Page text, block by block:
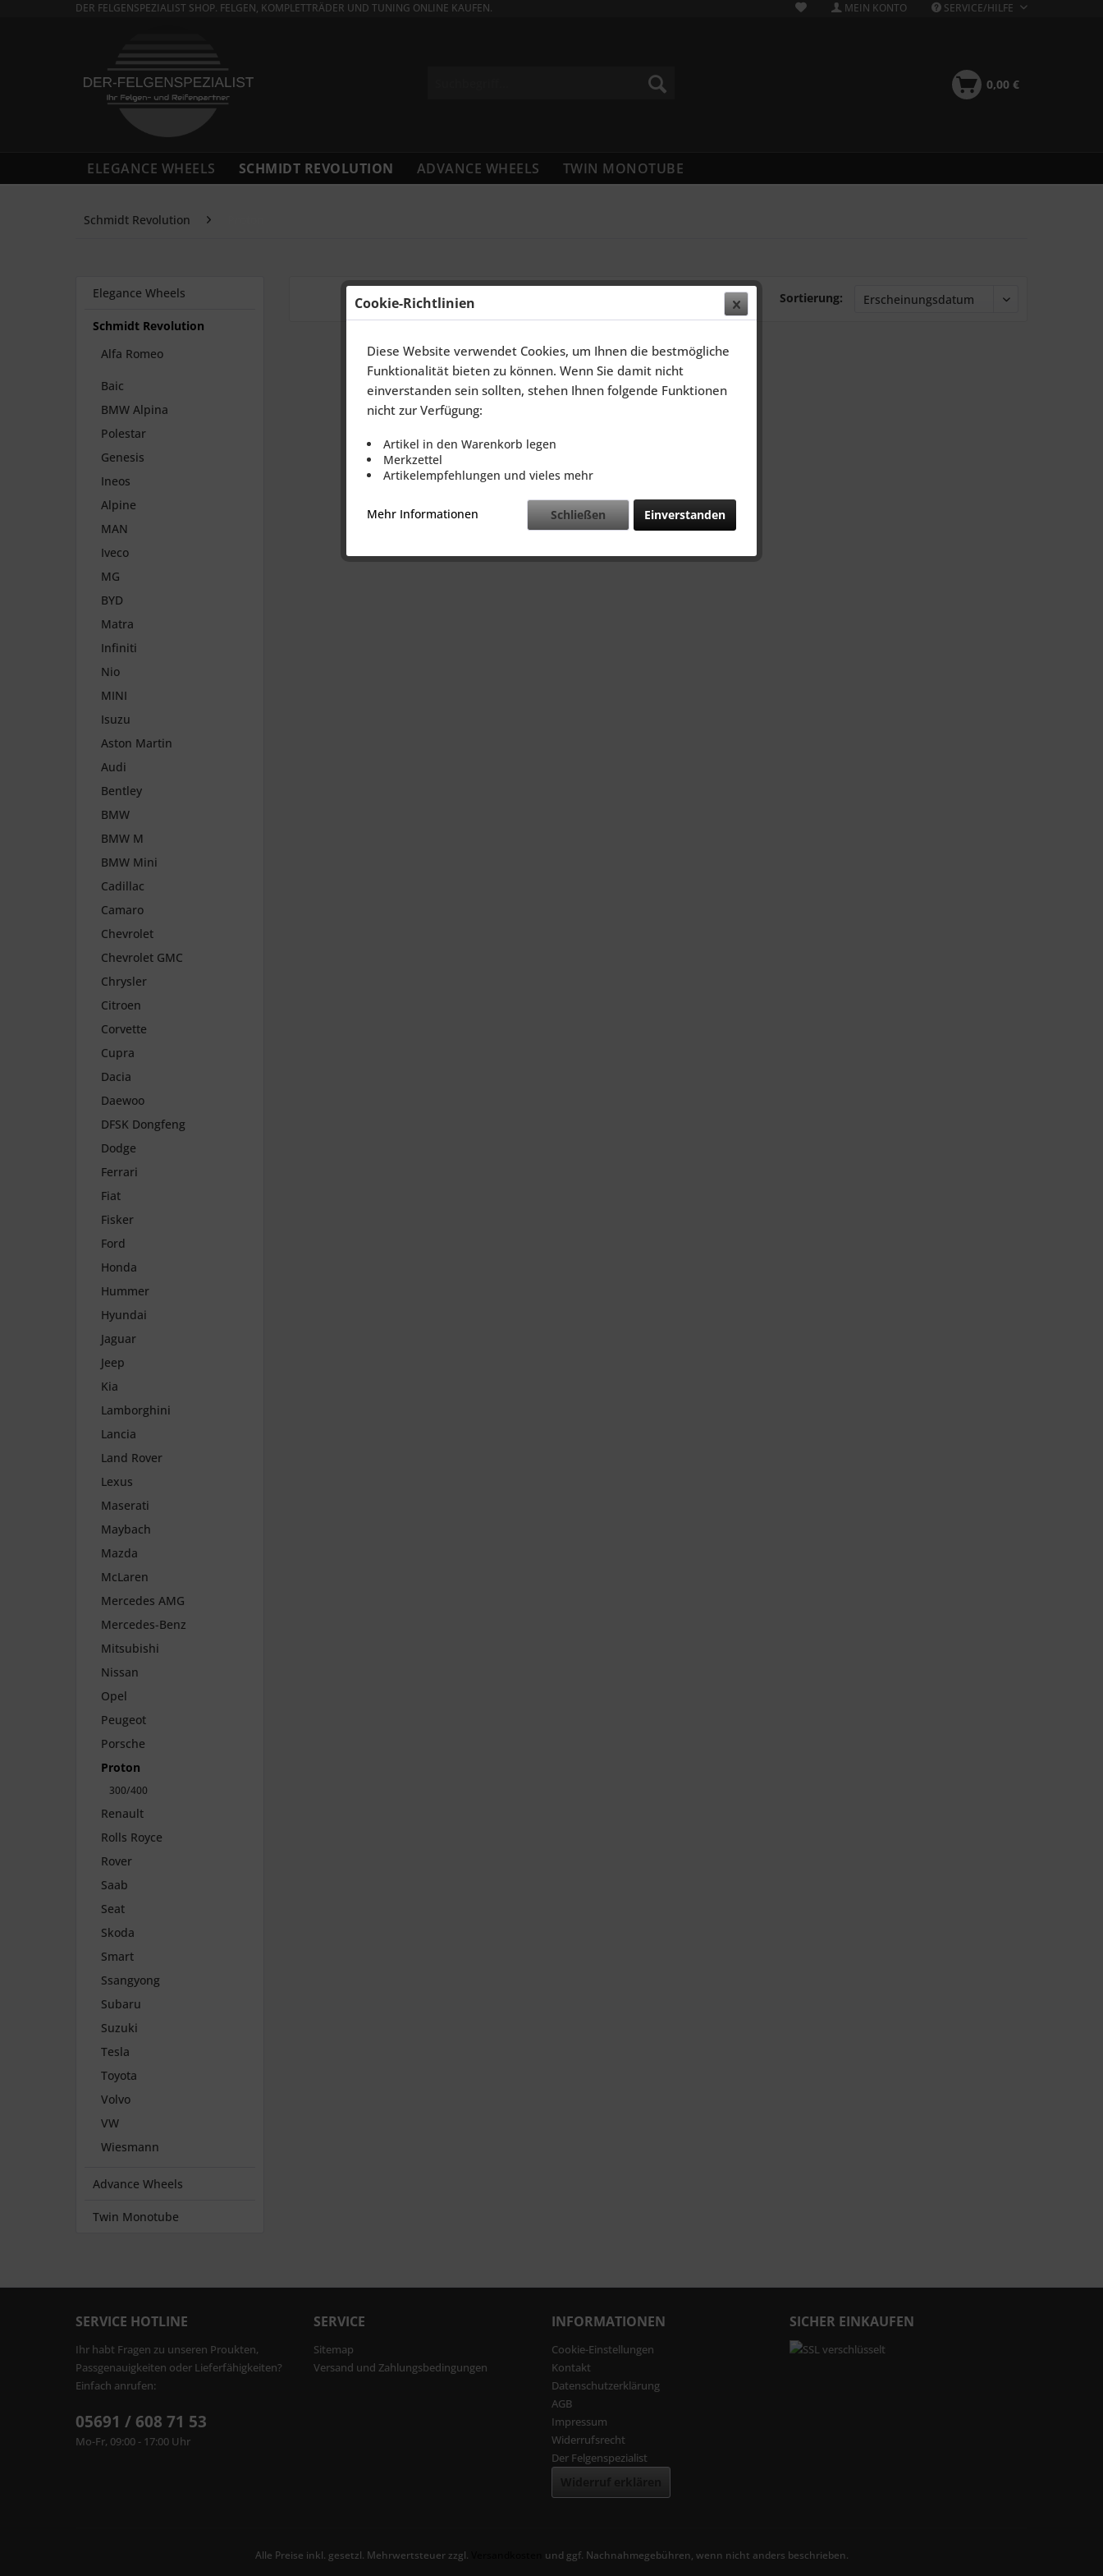
DER FELGENSPEZIALIST SHOP. FELGEN, KOMPLETTRÄDER UND TUNING ONLINE KAUFEN. MEIN KONTO SERVICE/HILFE
0,00 €
ELEGANCE WHEELS SCHMIDT REVOLUTION ADVANCE WHEELS TWIN MONOTUBE
Schmidt Revolution
Elegance Wheels
Schmidt Revolution
Alfa Romeo
Baic
BMW Alpina
Polestar
Genesis
Ineos
Alpine
MAN
Iveco
MG
BYD
Matra
Infiniti
Nio
MINI
Isuzu
Aston Martin
Audi
Bentley
BMW
BMW M
BMW Mini
Cadillac
Camaro
Chevrolet
Chevrolet GMC
Chrysler
Citroen
Corvette
Cupra
Dacia
Daewoo
DFSK Dongfeng
Dodge
Ferrari
Fiat
Fisker
Ford
Honda
Hummer
Hyundai
Jaguar
Jeep
Kia
Lamborghini
Lancia
Land Rover
Lexus
Maserati
Maybach
Mazda
McLaren
Mercedes AMG
Mercedes-Benz
Mitsubishi
Nissan
Opel
Peugeot
Porsche
Proton
300/400
Renault
Rolls Royce
Rover
Saab
Seat
Skoda
Smart
Ssangyong
Subaru
Suzuki
Tesla
Toyota
Volvo
VW
Wiesmann
Advance Wheels
Twin Monotube
Sortierung:
SERVICE HOTLINE
Ihr habt Fragen zu unseren Proukten,
Passgenauigkeiten oder Lieferfähigkeiten?
Einfach anrufen:
05691 / 608 71 53
Mo-Fr, 09:00 - 17:00 Uhr
SERVICE
Sitemap
Versand und Zahlungsbedingungen
INFORMATIONEN
Cookie-Einstellungen
Kontakt
Datenschutzerklärung
AGB
Impressum
Widerrufsrecht
Der Felgenspezialist
SICHER EINKAUFEN
Alle Preise inkl. gesetzl. Mehrwertsteuer zzgl. und ggf. Nachnahmegebühren, wenn nicht anders beschrieben.
Cookie-Richtlinien
Diese Website verwendet Cookies, um Ihnen die bestmögliche
Funktionalität bieten zu können. Wenn Sie damit nicht
einverstanden sein sollten, stehen Ihnen folgende Funktionen
nicht zur Verfügung:
Artikel in den Warenkorb legen
Merkzettel
Artikelempfehlungen und vieles mehr
Mehr Informationen Einverstanden
Schließen